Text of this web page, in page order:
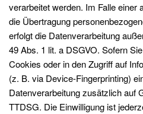
verarbeitet werden. Im Falle einer
die Übertragung
erfolgt die Datenverarbeitung
49 Abs. 1 lit. a DSGVO. Sofern
Cookies oder in den Zugriff auf
(z. B. via Device-Fingerprinting)
Datenverarbeitung zusätzlich auf
TTDSG. Die Einwilligung ist